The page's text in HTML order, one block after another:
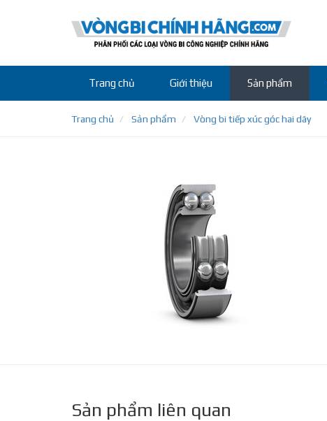
Trang chủ Giới thiệu Sản phẩm
Trang chủ Sản phẩm Vòng bi tiếp xúc góc hai dãy
Sản phẩm liên quan